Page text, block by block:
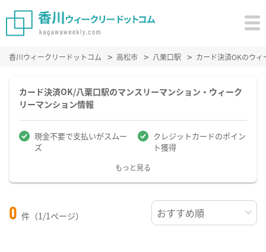
香川ウィークリードットコム 高松市 八栗口駅 カード決済OKのウ
カード決済OK/八栗口駅のマンスリーマンション・ウィーク
リーマンション情報
現金不要で支払いがスムー
ズ
クレジットカードのポイン
ト獲得
もっと見る
0 件（1/1ページ）